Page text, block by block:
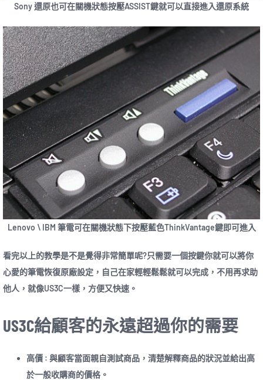
Sony 還原也可在關機狀態按壓ASSIST鍵就可以直接進入還原系統
Lenovo \ IBM 筆電可在關機狀態下按壓藍色ThinkVantage鍵即可進入
看完以上的教學是不是覺得非常簡單呢?只需要一個按鍵你就可以將你
心愛的筆電恢復原廠設定，自己在家輕輕鬆鬆就可以完成，不用再求助
他人，就像US3C一樣，方便又快速。
US3C給顧客的永遠超過你的需要
高價 : 與顧客當面親自測試商品，清楚解釋商品的狀況並給出高
於一般收購商的價格。